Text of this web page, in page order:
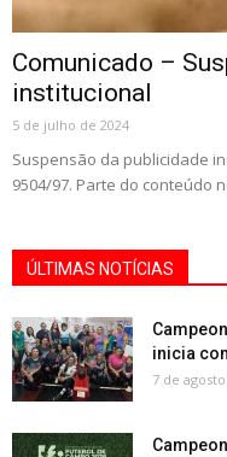
Comunicado –
institucional
5 de julho de 2024
Suspensão da publicidade
9504/97. Parte do conteúdo
ÚLTIMAS NOTÍCIAS
inicia
7 de